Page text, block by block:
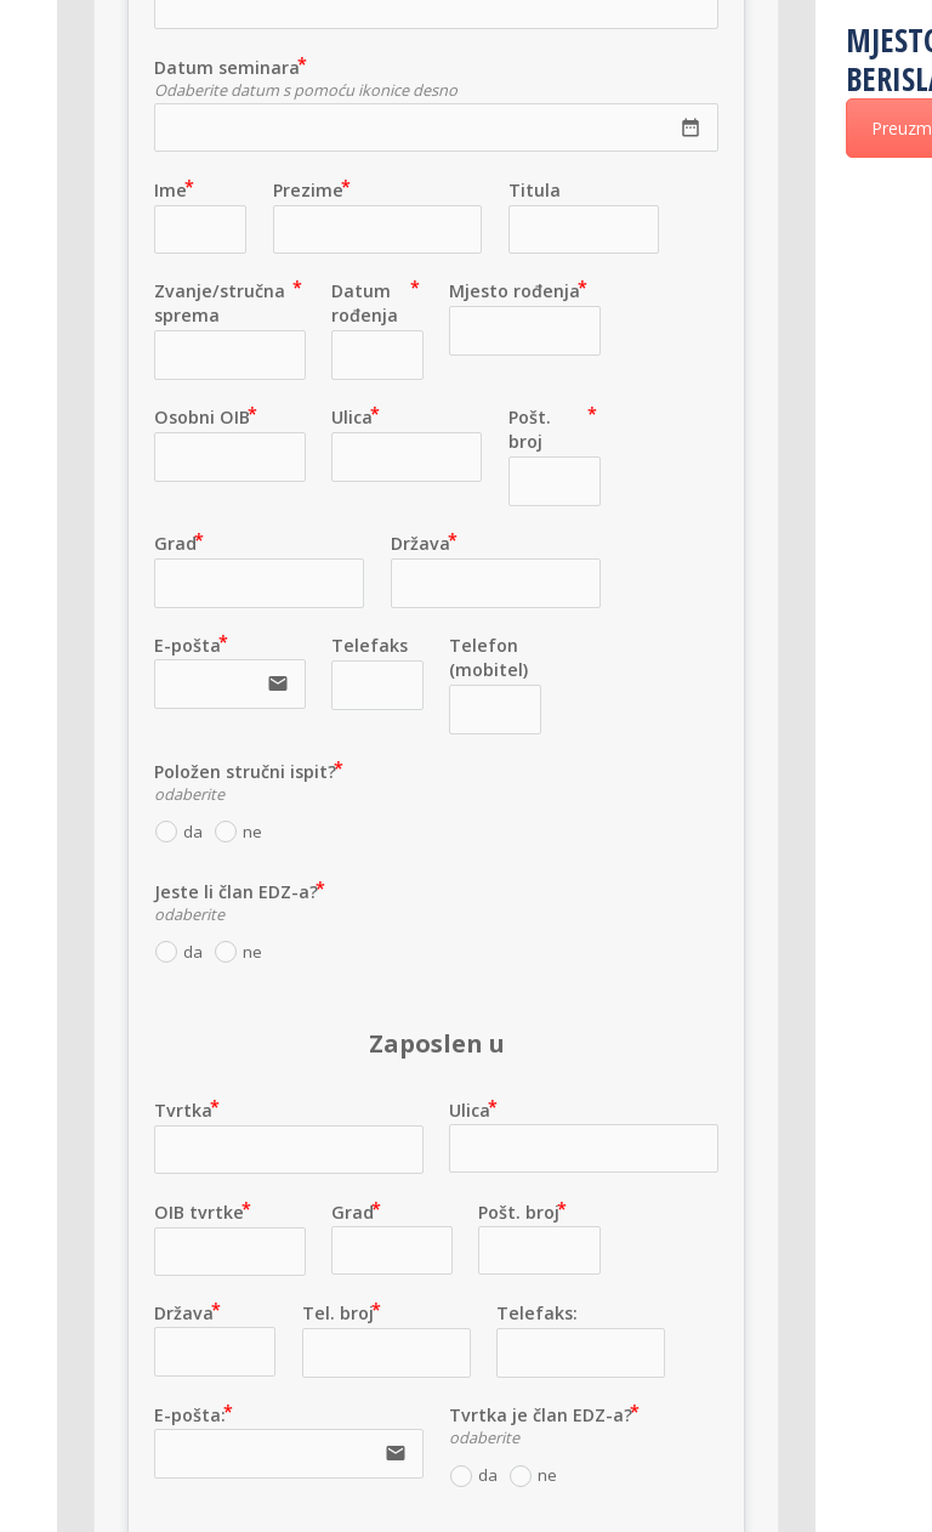
Datum seminara
Odaberite datum s pomoću ikonice desno
date_range
Ime Prezime Titula
Zvanje/stručna
sprema
Datum
rođenja
Mjesto rođenja
Osobni OIB Ulica
Pošt.
broj
Grad Država
E-pošta
email
Telefaks
Telefon
(mobitel)
Položen stručni ispit?
odaberite
da
ne
Jeste li član EDZ-a?
odaberite
da
ne
Zaposlen u
Tvrtka Ulica
OIB tvrtke Grad Pošt. broj
Država Tel. broj Telefaks:
E-pošta:
email
Tvrtka je član EDZ-a?
odaberite
da
ne